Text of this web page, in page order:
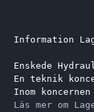
Information
Enskede
En teknik
Inom
Läs mer om